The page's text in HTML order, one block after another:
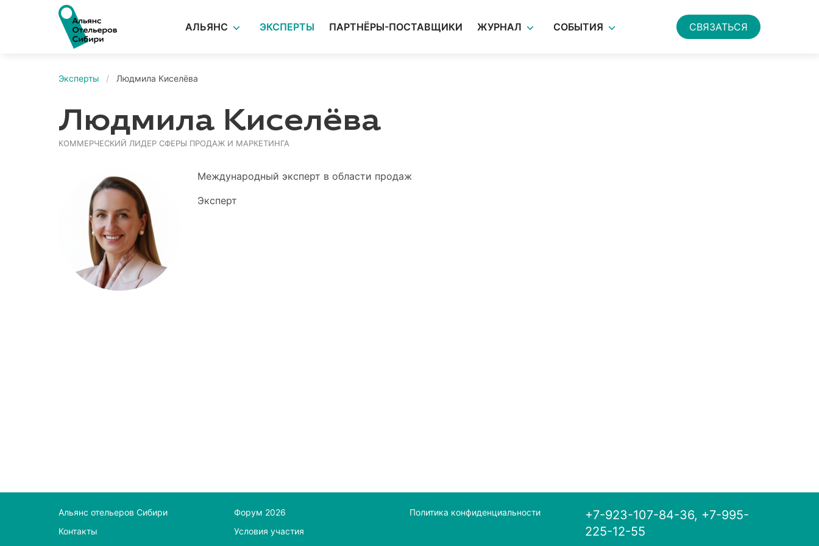
АЛЬЯНС ЭКСПЕРТЫ ПАРТНЁРЫ-ПОСТАВЩИКИ ЖУРНАЛ СОБЫТИЯ СВЯЗАТЬСЯ
Эксперты Людмила Киселёва
Людмила Киселёва
КОММЕРЧЕСКИЙ ЛИДЕР СФЕРЫ ПРОДАЖ И МАРКЕТИНГА
Международный эксперт в области продаж
Эксперт
Альянс отельеров Сибири
Контакты
Форум 2026
Условия участия
Политика конфиденциальности
+7-923-107-84-36, +7-995-
225-12-55